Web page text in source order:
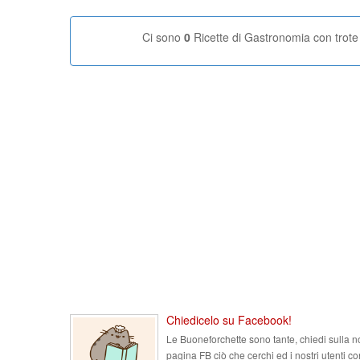
Ci sono 0 Ricette di Gastronomia con trote
Chiedicelo su Facebook!
Le Buoneforchette sono tante, chiedi sulla
pagina FB ciò che cerchi ed i nostri utenti